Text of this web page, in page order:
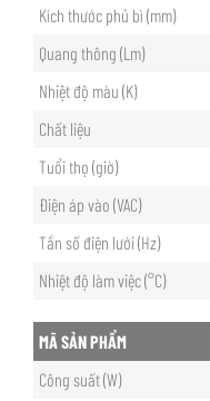
Kích thước phủ bì (mm)
Quang thông (Lm)
Nhiệt độ màu (K)
Chất liệu
Tuổi thọ (giờ)
Điện áp vào (VAC)
Tần số điện lưới (Hz)
Nhiệt độ làm việc (°C)
MÃ SẢN PHẨM
Công suất (W)